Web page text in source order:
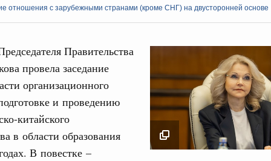
отношения с зарубежными странами (кроме СНГ) на двусторонней основе
Правительства
провела заседание
организационного
и проведению
китайского
в области образования
В повестке –
завершил строительство и реконструкцию
их последствий
ПН